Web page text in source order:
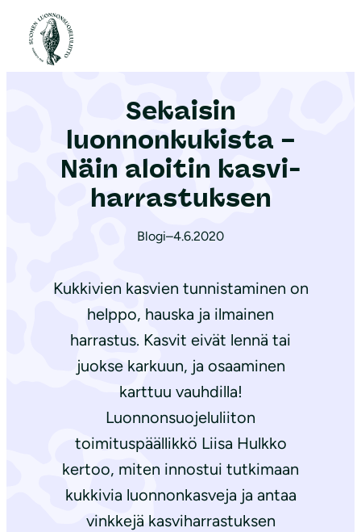
Etusivu
Sekaisin
luonnonkukista –
Näin aloitin kas­vi­
har­ras­tuk­sen
Blogi–4.6.2020
Kukkivien kasvien tunnistaminen on
helppo, hauska ja ilmainen
harrastus. Kasvit eivät lennä tai
juokse karkuun, ja osaaminen
karttuu vauhdilla!
Luonnonsuojeluliiton
toimituspäällikkö Liisa Hulkko
kertoo, miten innostui tutkimaan
kukkivia luonnonkasveja ja antaa
vinkkejä kasviharrastuksen